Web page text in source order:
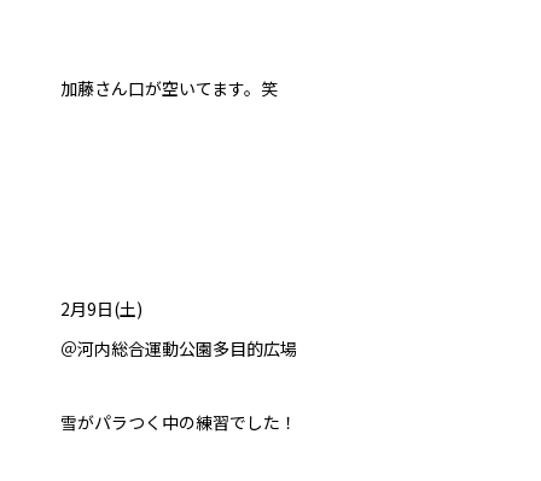
加藤さん口が空いてます。笑
2月9日(土)
＠河内総合運動公園多目的広場
雪がパラつく中の練習でした！